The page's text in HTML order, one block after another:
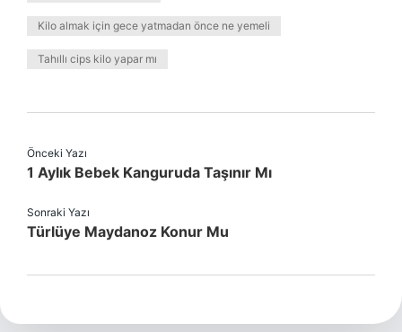
Kilo almak için gece yatmadan önce ne yemeli
Tahıllı cips kilo yapar mı
Önceki Yazı
1 Aylık Bebek Kanguruda Taşınır Mı
Sonraki Yazı
Türlüye Maydanoz Konur Mu